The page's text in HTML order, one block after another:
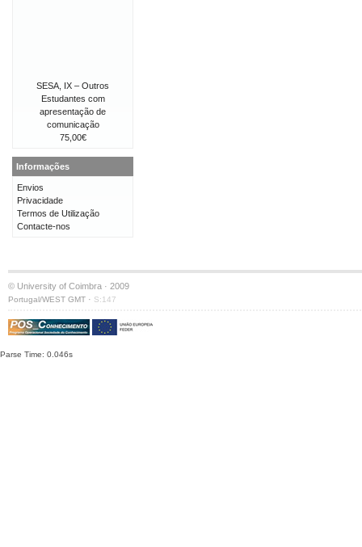
SESA, IX – Outros
Estudantes com
apresentação de
comunicação
75,00€
Informações
Envios
Privacidade
Termos de Utilização
Contacte-nos
© University of Coimbra · 2009
Portugal/WEST GMT · S:147
Parse Time: 0.046s